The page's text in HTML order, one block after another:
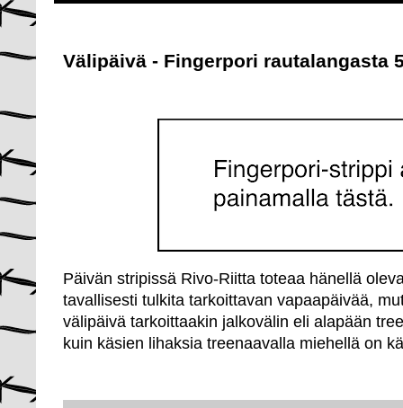
Välipäivä - Fingerpori rautalangasta
Päivän stripissä Rivo-Riitta toteaa hänellä
tavallisesti tulkita tarkoittavan vapaapäivää,
välipäivä tarkoittaakin jalkovälin eli alapään
kuin käsien lihaksia treenaavalla miehellä on